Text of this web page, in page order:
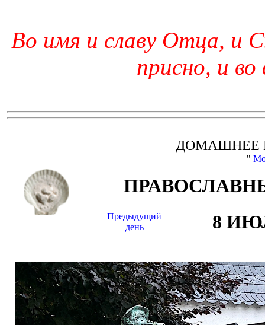
Во имя и славу Отца, и
присно, и во
ДОМАШНЕЕ
"
Предыдущий
день
8